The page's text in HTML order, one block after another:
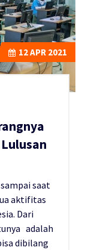
12APR 2021
saat
aktifitas
Dari
adalah
dibilang